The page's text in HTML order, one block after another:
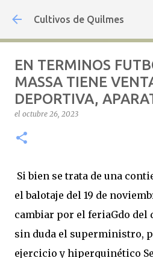
Ir al contenido
Cultivos de Quilmes
EN TERMINOS
MASSA TIENE
DEPORTIVA,
el octubre 26, 2023
Si bien se trata de una
el balotaje del 19 de
cambiar por el feriaGdo del
sin duda el superministro,
ejercicio y hiperquinético